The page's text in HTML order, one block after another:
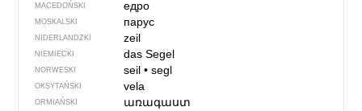
MACEDOŃSKI едро
MOSKALSKI парус
NIDERLANDZKI zeil
NIEMIECKI das Segel
NORWESKI seil• segl
OKSYTAŃSKI vela
ORMIAŃSKI առագաստ